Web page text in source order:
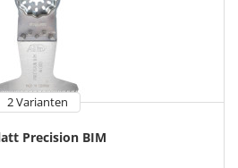
2 Varianten
Precision BIM